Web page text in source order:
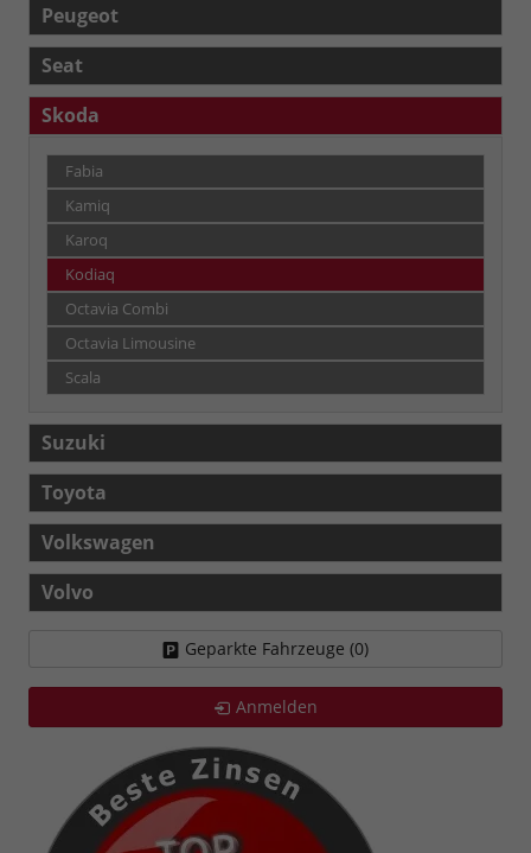
Peugeot
Seat
Skoda
Fabia
Kamiq
Karoq
Kodiaq
Octavia Combi
Octavia Limousine
Scala
Suzuki
Toyota
Volkswagen
Volvo
Geparkte Fahrzeuge (0)
Anmelden